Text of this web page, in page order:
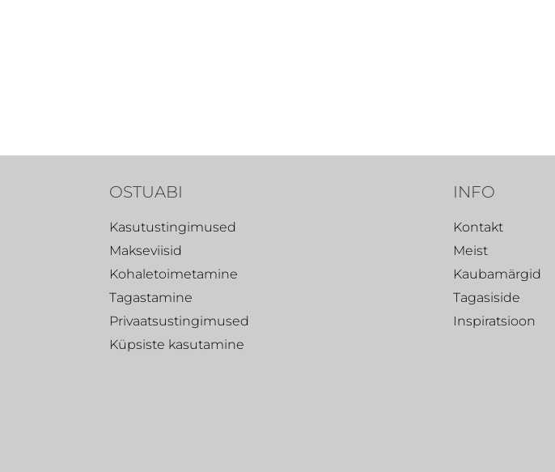
OSTUABI
Kasutustingimused
Makseviisid
Kohaletoimetamine
Tagastamine
Privaatsustingimused
Küpsiste kasutamine
INFO
Kontakt
Meist
Kaubamärgid
Tagasiside
Inspiratsioon